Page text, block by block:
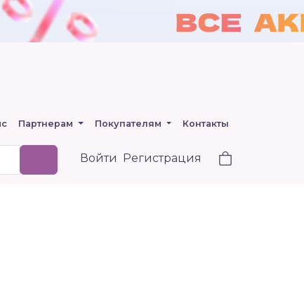
Партнерам Покупателям Контакты
Войти Регистрация